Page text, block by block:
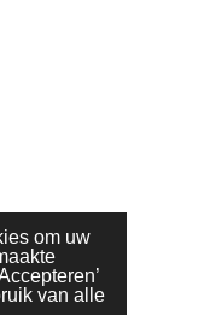
om uw
van alle